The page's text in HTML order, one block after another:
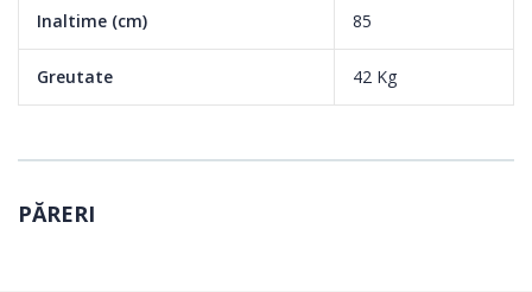
Inaltime (cm) 85
Greutate 42 Kg
PĂRERI